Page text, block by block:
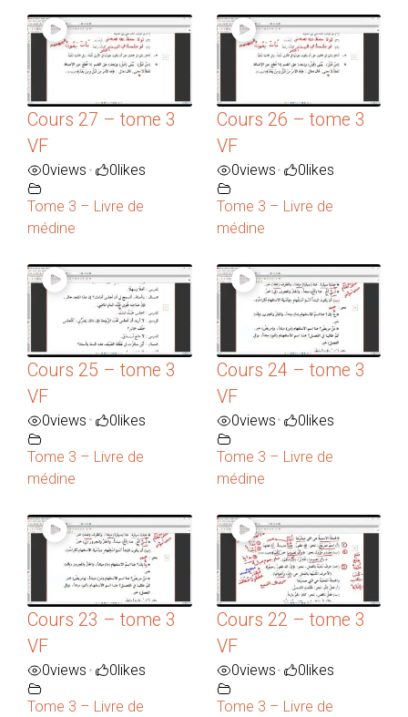
Cours 27 – tome 3
VF
0views • 0 likes
Tome 3 – Livre de
médine
Cours 26 – tome 3
VF
0views• 0 likes
Tome 3 – Livre de
médine
Cours 25 – tome 3
VF
0views • 0likes
Tome 3 – Livre de
médine
Cours 24 – tome 3
VF
0views• 0likes
Tome 3 – Livre de
médine
Cours 23 – tome 3
VF
0views • 0 likes
Tome 3 – Livre de
Cours 22 – tome 3
VF
0views• 0 likes
Tome 3 – Livre de